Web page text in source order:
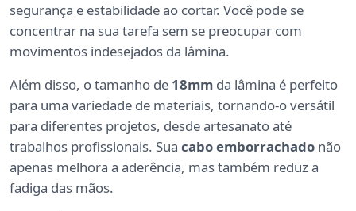
segurança e estabilidade ao cortar. Você pode se
concentrar na sua tarefa sem se preocupar com
movimentos indesejados da lâmina.
Além disso, o tamanho de 18mm da lâmina é perfeito
para uma variedade de materiais, tornando-o versátil
para diferentes projetos, desde artesanato até
trabalhos profissionais. Sua cabo emborrachado não
apenas melhora a aderência, mas também reduz a
fadiga das mãos.